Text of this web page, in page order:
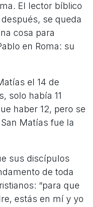
El lector bíblico
se queda
cosa para
en Roma: su
el 14 de
solo había 11
haber 12, pero se
Matías fue la
sus discípulos
de toda
“para que
estás en mí y yo